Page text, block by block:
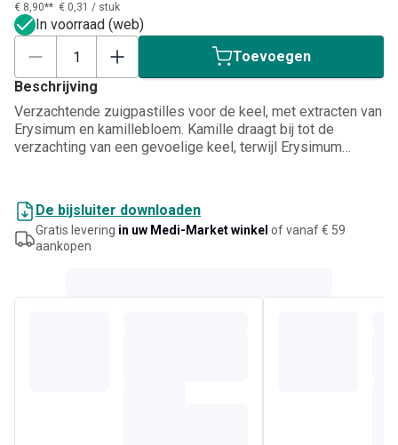
€ 8,90** € 0,31 / stuk
In voorraad (web)
Toevoegen
Beschrijving
Verzachtende zuigpastilles voor de keel, met extracten van
Erysimum en kamillebloem. Kamille draagt bij tot de
verzachting van een gevoelige keel, terwijl Erysimum
frisse gevoel maken ze aangenaam om te gebruiken, vooral
tijdens de winterperiode of bij intensief stemgebruik.
Geschikt voor volwassenen en kinderen vanaf 6 jaar.
De bijsluiter downloaden
Gratis levering in uw Medi-Market winkel of vanaf € 59
aankopen